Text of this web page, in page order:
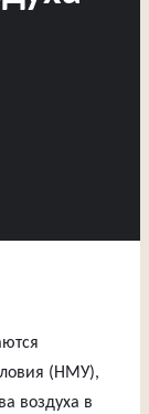
(НМУ),
воздуха в